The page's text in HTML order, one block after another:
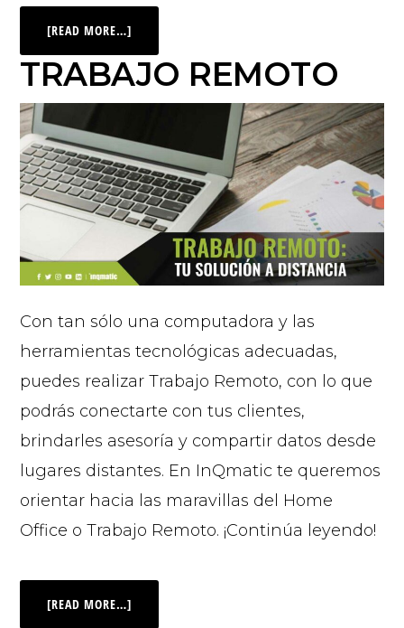
[READ MORE…]
TRABAJO REMOTO
Con tan sólo una computadora y las
herramientas tecnológicas adecuadas,
puedes realizar Trabajo Remoto, con lo que
podrás conectarte con tus clientes,
brindarles asesoría y compartir datos desde
lugares distantes. En InQmatic te queremos
orientar hacia las maravillas del Home
Office o Trabajo Remoto. ¡Continúa leyendo!
[READ MORE…]